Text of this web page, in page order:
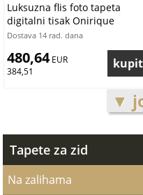
Luksuzna flis foto tapeta
digitalni tisak Onirique
OND22091 | 300 x 300 cm |
Dostava 14 rad. dana
480,64 EUR
384,51
▼
Tapete za zid
Na zalihama